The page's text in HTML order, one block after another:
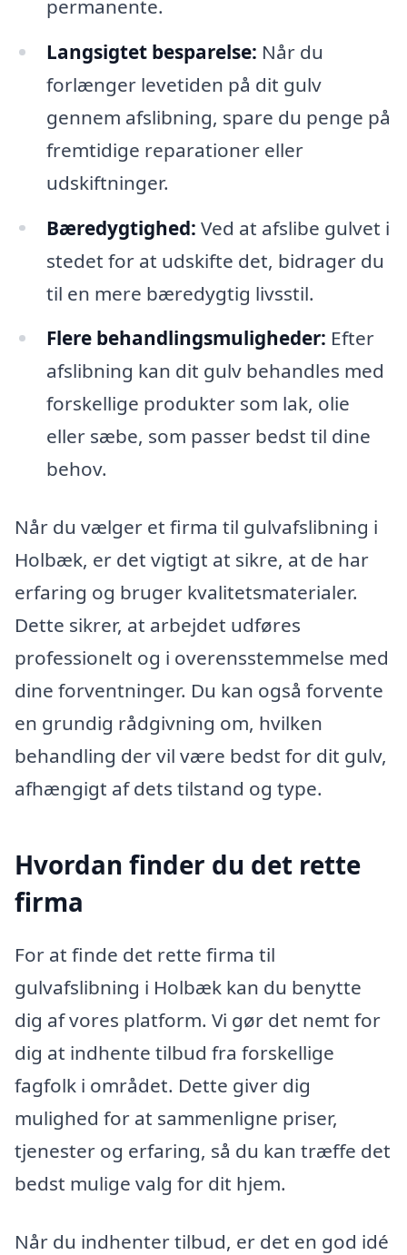
permanente.
Langsigtet besparelse: Når du
forlænger levetiden på dit gulv
gennem afslibning, spare du penge på
fremtidige reparationer eller
udskiftninger.
Bæredygtighed: Ved at afslibe gulvet i
stedet for at udskifte det, bidrager du
til en mere bæredygtig livsstil.
Flere behandlingsmuligheder: Efter
afslibning kan dit gulv behandles med
forskellige produkter som lak, olie
eller sæbe, som passer bedst til dine
behov.
Når du vælger et firma til gulvafslibning i
Holbæk, er det vigtigt at sikre, at de har
erfaring og bruger kvalitetsmaterialer.
Dette sikrer, at arbejdet udføres
professionelt og i overensstemmelse med
dine forventninger. Du kan også forvente
en grundig rådgivning om, hvilken
behandling der vil være bedst for dit gulv,
afhængigt af dets tilstand og type.
Hvordan finder du det rette
firma
For at finde det rette firma til
gulvafslibning i Holbæk kan du benytte
dig af vores platform. Vi gør det nemt for
dig at indhente tilbud fra forskellige
fagfolk i området. Dette giver dig
mulighed for at sammenligne priser,
tjenester og erfaring, så du kan træffe det
bedst mulige valg for dit hjem.
Når du indhenter tilbud, er det en god idé